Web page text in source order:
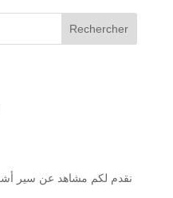
Rechercher
نقدم لكم مشاهد عن سير